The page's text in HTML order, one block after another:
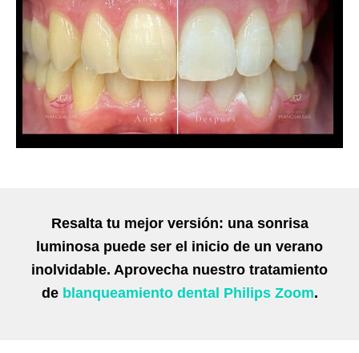
Resalta tu mejor versión: una sonrisa
luminosa puede ser el inicio de un verano
inolvidable. Aprovecha nuestro tratamiento
de blanqueamiento dental Philips Zoom.